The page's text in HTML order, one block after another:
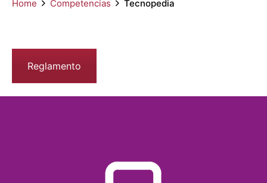
Home Competencias Tecnopedia
Reglamento